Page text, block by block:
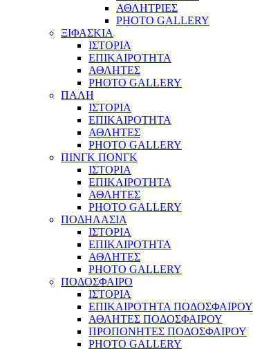
ΑΘΛΗΤΡΙΕΣ
PHOTO GALLERY
ΞΙΦΑΣΚΙΑ
ΙΣΤΟΡΙΑ
ΕΠΙΚΑΙΡΟΤΗΤΑ
ΑΘΛΗΤΕΣ
PHOTO GALLERY
ΠΑΛΗ
ΙΣΤΟΡΙΑ
ΕΠΙΚΑΙΡΟΤΗΤΑ
ΑΘΛΗΤΕΣ
PHOTO GALLERY
ΠΙΝΓΚ ΠΟΝΓΚ
ΙΣΤΟΡΙΑ
ΕΠΙΚΑΙΡΟΤΗΤΑ
ΑΘΛΗΤΕΣ
PHOTO GALLERY
ΠΟΔΗΛΑΣΙΑ
ΙΣΤΟΡΙΑ
ΕΠΙΚΑΙΡΟΤΗΤΑ
ΑΘΛΗΤΕΣ
PHOTO GALLERY
ΠΟΔΟΣΦΑΙΡΟ
ΙΣΤΟΡΙΑ
ΕΠΙΚΑΙΡΟΤΗΤΑ ΠΟΔΟΣΦΑΙΡΟΥ
ΑΘΛΗΤΕΣ ΠΟΔΟΣΦΑΙΡΟΥ
ΠΡΟΠΟΝΗΤΕΣ ΠΟΔΟΣΦΑΙΡΟΥ
PHOTO GALLERY